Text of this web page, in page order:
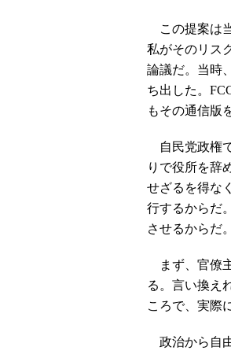
この提案は
私がそのリス
論議だ。当時
ち出した。
もその通信版
自民党政権
りで役所を辞
せざるを得な
行するからだ
させるからだ。
まず、官僚
る。言い換え
ころで、実際
政治から自